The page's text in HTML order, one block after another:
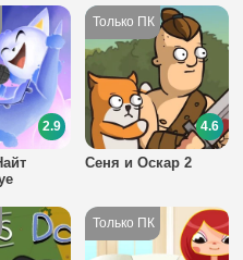
2.9
Сеня и Оскар 2
4.6